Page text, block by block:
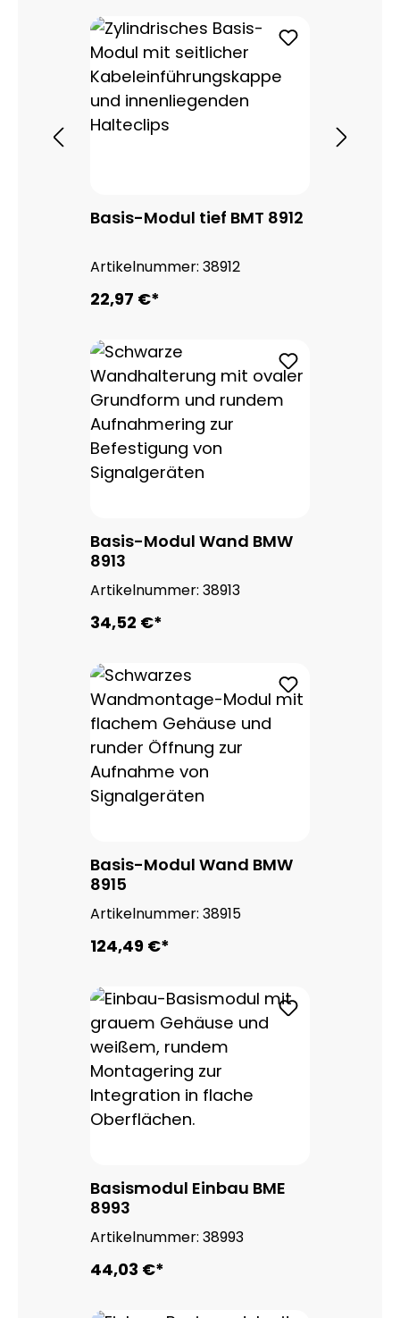
Basis-Modul tief BMT 8912
Artikelnummer: 38912
22,97 €*
Basis-Modul Wand BMW
8913
Artikelnummer: 38913
34,52 €*
Basis-Modul Wand BMW
8915
Artikelnummer: 38915
124,49 €*
Basismodul Einbau BME
8993
Artikelnummer: 38993
44,03 €*